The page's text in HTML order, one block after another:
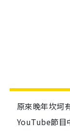
原來晚年坎坷
YouTube節目